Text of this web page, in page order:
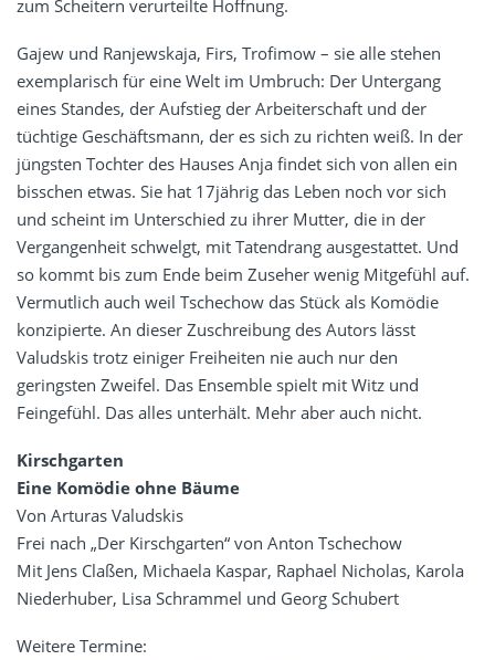
zum Scheitern verurteilte Hoffnung.
Gajew und Ranjewskaja, Firs, Trofimow – sie alle stehen
exemplarisch für eine Welt im Umbruch: Der Untergang
eines Standes, der Aufstieg der Arbeiterschaft und der
tüchtige Geschäftsmann, der es sich zu richten weiß. In der
jüngsten Tochter des Hauses Anja findet sich von allen ein
bisschen etwas. Sie hat 17jährig das Leben noch vor sich
und scheint im Unterschied zu ihrer Mutter, die in der
Vergangenheit schwelgt, mit Tatendrang ausgestattet. Und
so kommt bis zum Ende beim Zuseher wenig Mitgefühl auf.
Vermutlich auch weil Tschechow das Stück als Komödie
konzipierte. An dieser Zuschreibung des Autors lässt
Valudskis trotz einiger Freiheiten nie auch nur den
geringsten Zweifel. Das Ensemble spielt mit Witz und
Feingefühl. Das alles unterhält. Mehr aber auch nicht.
Kirschgarten
Eine Komödie ohne Bäume
Von Arturas Valudskis
Frei nach „Der Kirschgarten“ von Anton Tschechow
Mit Jens Claßen, Michaela Kaspar, Raphael Nicholas, Karola
Niederhuber, Lisa Schrammel und Georg Schubert
Weitere Termine: